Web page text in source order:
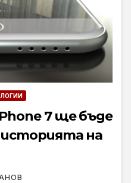
7 ще бъде
историята на